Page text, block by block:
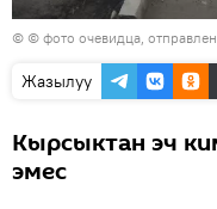
© © фото очевидца,
Жазылуу
Кырсыктан эч
эмес